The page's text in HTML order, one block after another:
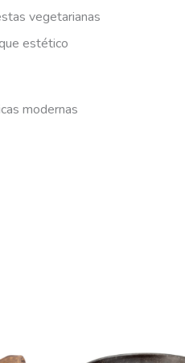
vegetarianas
estético
modernas